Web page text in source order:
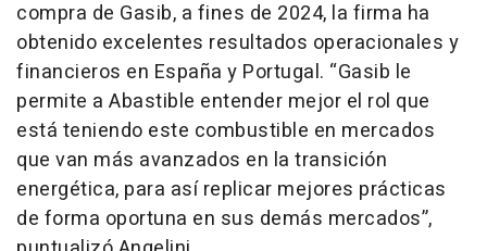
compra de Gasib, a fines de 2024, la firma ha
obtenido excelentes resultados operacionales y
financieros en España y Portugal. “Gasib le
permite a Abastible entender mejor el rol que
está teniendo este combustible en mercados
que van más avanzados en la transición
energética, para así replicar mejores prácticas
de forma oportuna en sus demás mercados”,